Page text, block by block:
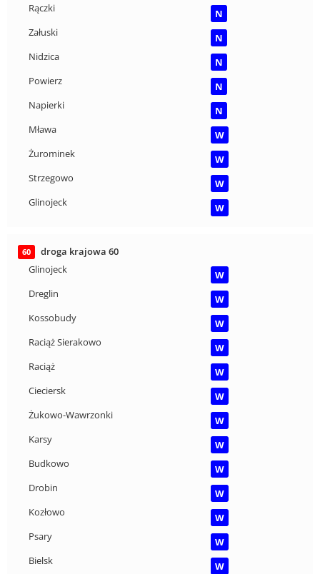
Rączki
N
Załuski
N
Nidzica
N
Powierz
N
Napierki
N
Mława
W
Żurominek
W
Strzegowo
W
Glinojeck
W
60
droga krajowa 60
Glinojeck
W
Dreglin
W
Kossobudy
W
Raciąż Sierakowo
W
Raciąż
W
Cieciersk
W
Żukowo-Wawrzonki
W
Karsy
W
Budkowo
W
Drobin
W
Kozłowo
W
Psary
W
Bielsk
W